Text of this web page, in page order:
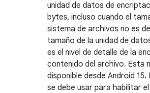
unidad de datos de
bytes, incluso cuando el
sistema de archivos no es
tamaño de la unidad de
es el nivel de detalle de la
contenido del archivo. Esta
disponible desde Android
se debe usar para habilitar